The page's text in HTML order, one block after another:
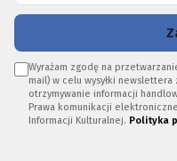
Wyrażam zgodę na
mail) w celu wysyłki
otrzymywanie informacji
Prawa komunikacji
Informacji Kulturalnej. Polityka